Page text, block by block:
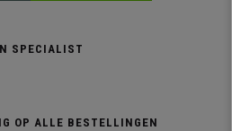
SPECIALIST
OP ALLE BESTELLINGEN